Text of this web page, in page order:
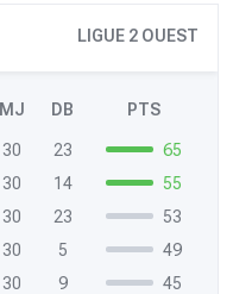
LIGUE 2 OUEST
MJ DB PTS
30 23
65
30 14
55
30 23
53
30 5
49
30 9 45